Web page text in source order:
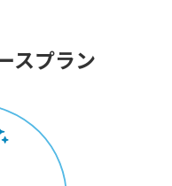
スプラン